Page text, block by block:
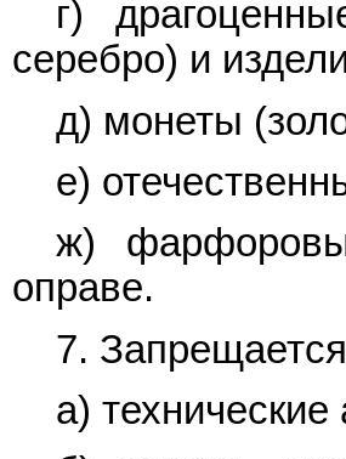
г)
серебро) и
д) монеты
е)
ж)
оправе.
7.
а)